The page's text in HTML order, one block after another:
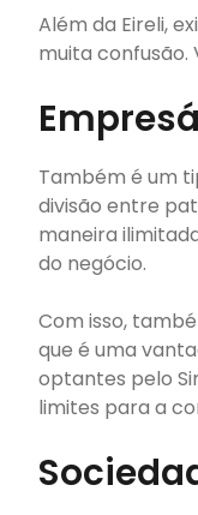
Além da Eireli,
muita confusão.
Também é um
divisão entre
maneira
do negócio.
Com isso,
que é uma
optantes pelo
limites para a